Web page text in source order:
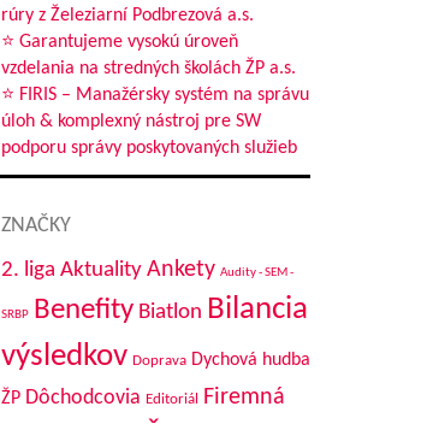
rúry z Železiarní Podbrezová a.s.
⭐ Garantujeme vysokú úroveň
vzdelania na stredných školách ŽP a.s.
⭐ FIRIS – Manažérsky systém na správu
úloh & komplexný nástroj pre SW
podporu správy poskytovaných služieb
ZNAČKY
2. liga Aktuality Ankety Audity - SEM -
SRBP Benefity Biatlon Bilancia
výsledkov Doprava Dychová hudba
ŽP Dôchodcovia Editoriál
Firemná